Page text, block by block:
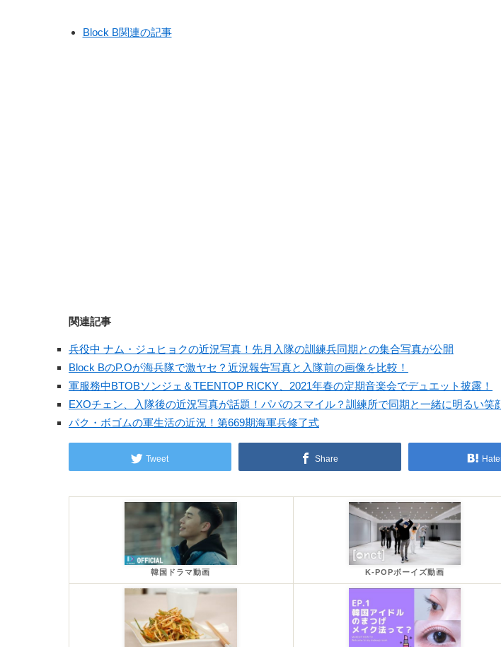
Block B関連の記事
関連記事
兵役中 ナム・ジュヒョクの近況写真！先月入隊の訓練兵同期との集合写真が公開
Block BのP.Oが海兵隊で激ヤセ？近況報告写真と入隊前の画像を比較！
軍服務中BTOBソンジェ＆TEENTOP RICKY、2021年春の定期音楽会でデュエット披露！
EXOチェン、入隊後の近況写真が話題！パパのスマイル？訓練所で同期と一緒に明るい笑
パク・ボゴムの軍生活の近況！第669期海軍兵修了式
Tweet Share
韓国ドラマ動画 K-POPボーイズ動画